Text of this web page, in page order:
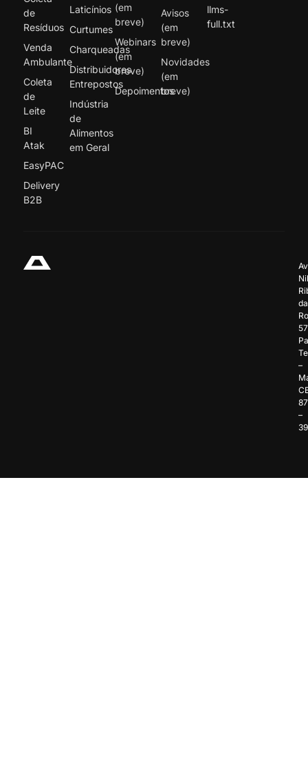
de
Resíduos
Venda
Ambulante
Coleta
de
Leite
BI
Atak
EasyPAC
Delivery
B2B
Laticínios
Curtumes
Charqueadas
Distribuidores
Entrepostos
Indústria
de
Alimentos
em Geral
(em
breve)
Webinars
(em
breve)
Depoimentos
Avisos
(em
breve)
Novidades
(em
breve)
llms-
full.txt
da
–
–